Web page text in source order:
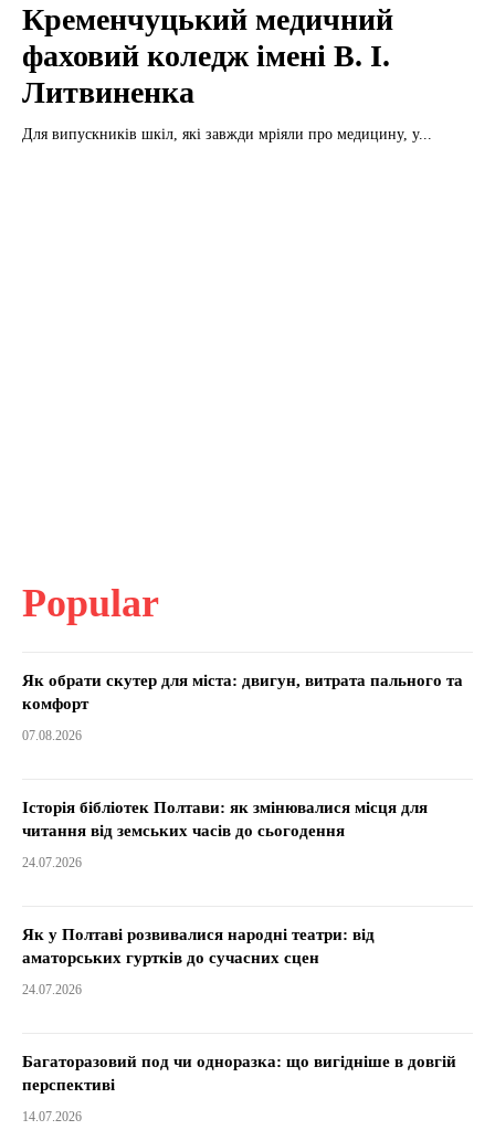
Кременчуцький медичний
фаховий коледж імені В. І.
Литвиненка
Для випускників шкіл, які завжди мріяли про медицину, у...
Popular
Як обрати скутер для міста: двигун, витрата пального та
комфорт
07.08.2026
Історія бібліотек Полтави: як змінювалися місця для
читання від земських часів до сьогодення
24.07.2026
Як у Полтаві розвивалися народні театри: від
аматорських гуртків до сучасних сцен
24.07.2026
Багаторазовий под чи одноразка: що вигідніше в довгій
перспективі
14.07.2026